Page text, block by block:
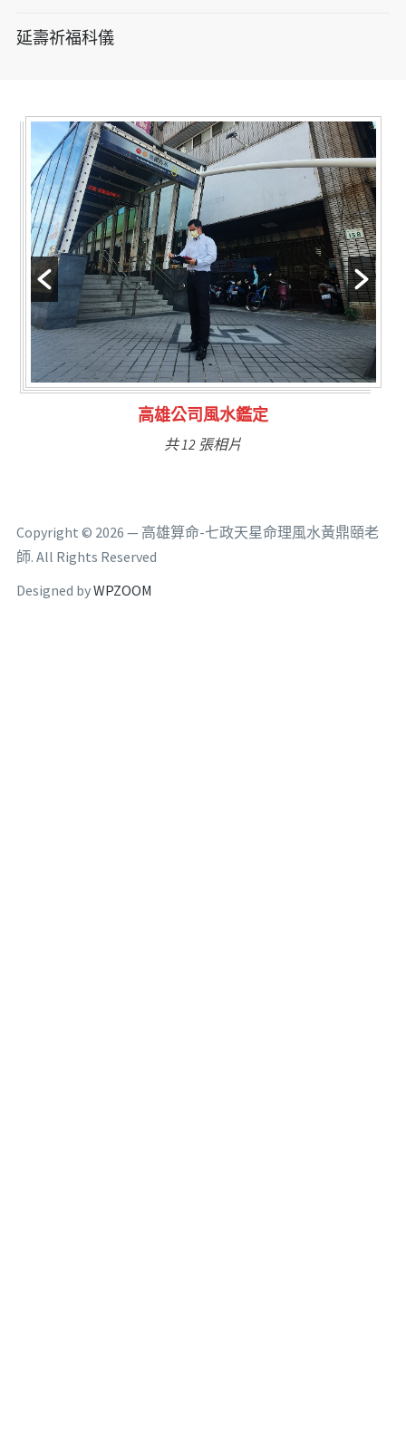
延壽祈福科儀
林氏福主量子生基造命
共 6 張相片
Copyright © 2026 — 高雄算命-七政天星命理風水黃鼎頤老
師. All Rights Reserved
Designed byWPZOOM